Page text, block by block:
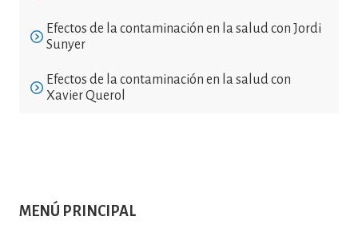
MENÚ PRINCIPAL
Efectos de la contaminación en la salud con Jordi
Sunyer
Efectos de la contaminación en la salud con
Xavier Querol